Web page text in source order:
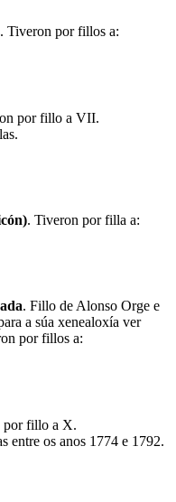
. Tiveron por fillos a:
por fillo a VII.
. Tiveron por filla a:
. Fillo de Alonso Orge e
a súa xenealoxía ver
por fillos a:
por fillo a X.
entre os anos 1774 e 1792.